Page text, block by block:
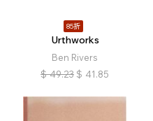
85折
Urthworks
Ben Rivers
$ 49.23 $ 41.85